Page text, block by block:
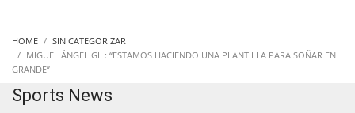
HOME
SIN CATEGORIZAR
MIGUEL ÁNGEL GIL: “ESTAMOS HACIENDO UNA PLANTILLA PARA SOÑAR EN
GRANDE”
Sports News